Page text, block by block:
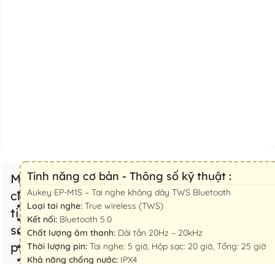
Mô tả
chi
tiết
sản
phẩm
Tính năng cơ bản - Thông số kỹ thuật :
Aukey EP-M1S – Tai nghe không dây TWS Bluetooth
Loại tai nghe: True wireless (TWS)
Kết nối: Bluetooth 5.0
Chất lượng âm thanh: Dải tần 20Hz – 20kHz
Thời lượng pin: Tai nghe: 5 giờ, Hộp sạc: 20 giờ, Tổng: 25 giờ
Khả năng chống nước: IPX4